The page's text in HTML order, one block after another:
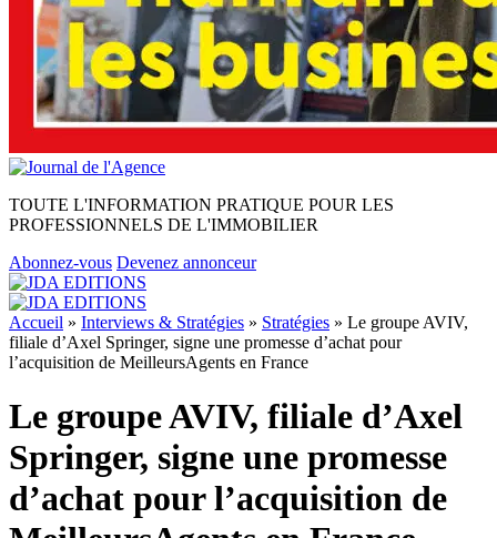
TOUTE L'INFORMATION PRATIQUE POUR LES
PROFESSIONNELS DE L'IMMOBILIER
Abonnez-vous Devenez annonceur
Accueil » Interviews & Stratégies » Stratégies » Le groupe AVIV,
filiale d’Axel Springer, signe une promesse d’achat pour
l’acquisition de MeilleursAgents en France
Le groupe AVIV, filiale d’Axel
Springer, signe une promesse
d’achat pour l’acquisition de